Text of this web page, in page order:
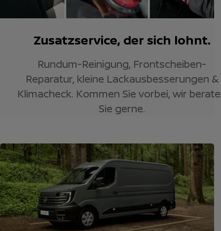
Zusatzservice, der sich lohnt.
Rundum-Reinigung, Frontscheiben-
Reparatur, kleine Lackausbesserungen &
Klimacheck. Kommen Sie vorbei, wir
Sie gerne.